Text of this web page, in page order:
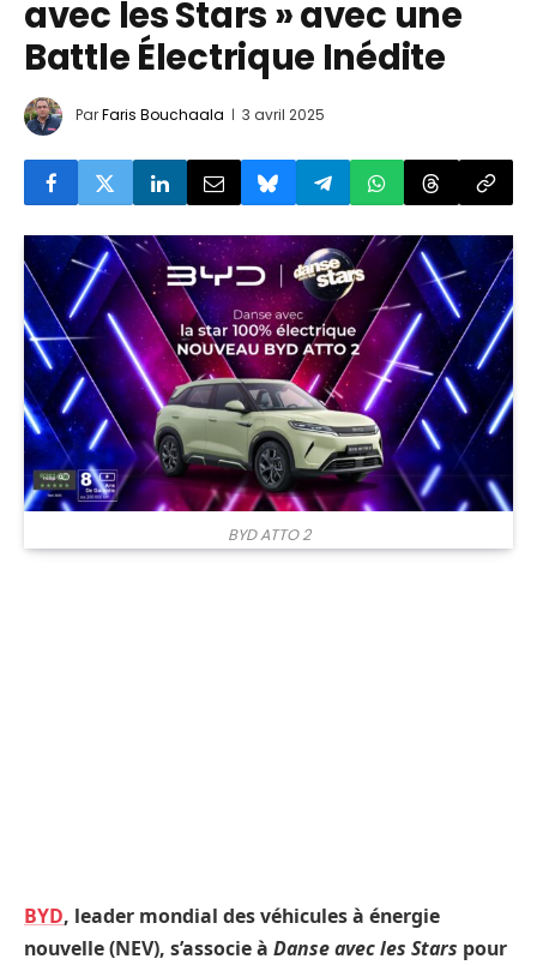
avec les Stars » avec une
Battle Électrique Inédite
ParFaris Bouchaala 3 avril 2025
BYD ATTO 2
BYD, leader mondial des véhicules à énergie
nouvelle (NEV), s’associe à Danse avec les Stars pour